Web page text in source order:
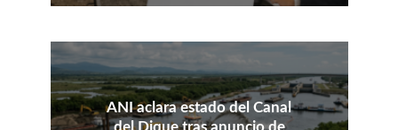
ANI aclara estado del Canal
del Dique tras anuncio de